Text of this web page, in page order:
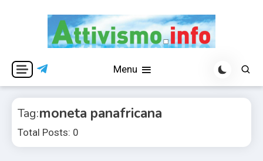
Attivismo.info
Menu
Tag:moneta panafricana
Total Posts: 0